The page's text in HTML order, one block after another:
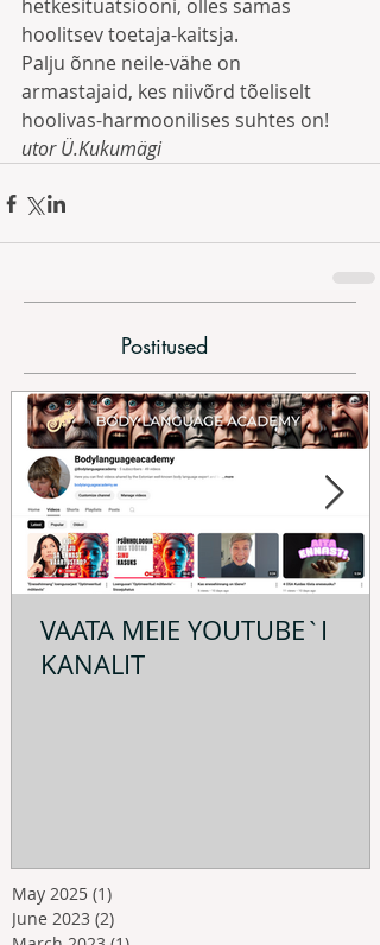
hetkesituatsiooni, olles samas
hoolitsev toetaja-kaitsja.
Palju õnne neile-vähe on
armastajaid, kes niivõrd tõeliselt
hoolivas-harmoonilises suhtes on!
utor Ü.Kukumägi
Postitused
VAATA MEIE YOUTUBE`I
KANALIT
May 2025 (1)
June 2023 (2)